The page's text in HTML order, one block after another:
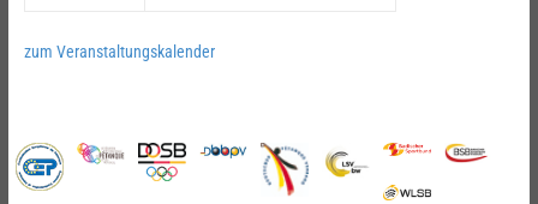
zum Veranstaltungskalender